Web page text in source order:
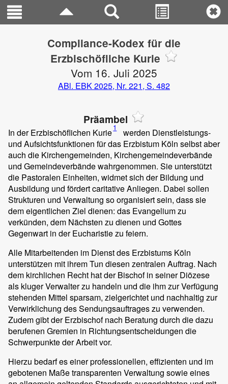
Compliance-Kodex für die
Erzbischöfliche Kurie
Vom 16. Juli 2025
ABl. EBK 2025, Nr. 221, S. 482
Präambel
In der Erzbischöflichen Kurie1
werden Dienstleistungs-
und Aufsichtsfunktionen für das Erzbistum Köln selbst aber
auch die Kirchengemeinden, Kirchengemeindeverbände
und Gemeindeverbände wahrgenommen. Sie unterstützt
die Pastoralen Einheiten, widmet sich der Bildung und
Ausbildung und fördert caritative Anliegen. Dabei sollen
Strukturen und Verwaltung so organisiert sein, dass sie
dem eigentlichen Ziel dienen: das Evangelium zu
verkünden, dem Nächsten zu dienen und Gottes
Gegenwart in der Eucharistie zu feiern.
Alle Mitarbeitenden im Dienst des Erzbistums Köln
unterstützen mit ihrem Tun diesen zentralen Auftrag. Nach
dem kirchlichen Recht hat der Bischof in seiner Diözese
als kluger Verwalter zu handeln und die ihm zur Verfügung
stehenden Mittel sparsam, zielgerichtet und nachhaltig zur
Verwirklichung des Sendungsauftrages zu verwenden.
Zudem gibt der Erzbischof nach Beratung durch die dazu
berufenen Gremien in Richtungsentscheidungen die
Schwerpunkte der Arbeit vor.
Hierzu bedarf es einer professionellen, effizienten und im
gebotenen Maße transparenten Verwaltung sowie eines